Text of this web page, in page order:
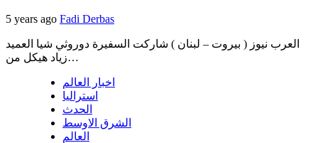
5 years ago Fadi Derbas
العرب نيوز ( بيروت – لبنان ) شاركت السفيرة دوروثي شيا العميد
زياد هيكل من…
اخبار العالم
استراليا
الحدث
الشرق الاوسط
العالم